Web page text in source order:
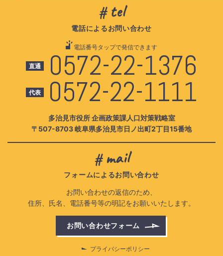
tel
電話によるお問い合わせ
電話番号タップで発信できます
直通 0572-22-1376
代表 0572-22-1111
多治見市役所 企画政策課人口対策戦略室
〒507-8703岐阜県多治見市日ノ出町2丁目15番地
mail
フォームによるお問い合わせ
お問い合わせの返信のため、
住所、 氏名、 電話番号等の明記をお願いいたします。
お問い合わせフォーム
（新
し
ウ
プライバシーポリシー